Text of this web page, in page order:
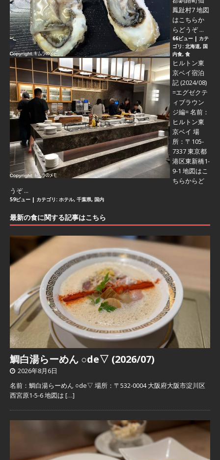
鳳趾村7 地図
はこちらか
らどうぞ ...
66ビュー | カテ
ゴリ: 北海道, 国
内食, 食
ヒルトン東
京ベイ宿泊
記 (2024/08)
=エグゼクテ
ィブラウン
ジ編=名前：
ヒルトン東
京ベイ 場
所：〒105-
7337 東京都
港区東新橋1-
9-1 地図はこ
ちらからど
うぞ ...
59ビュー | カテゴリ: ホテル, 千葉県, 国内
最新の食に関する記事はこちら
鯛白湯らーめん ○de▽ (2026/07)
2026年8月6日
名前：鯛白湯らーめん ○de▽ 場所：〒532-0004 大阪府大阪市淀川区
西宮原1-5-6 地図は […]